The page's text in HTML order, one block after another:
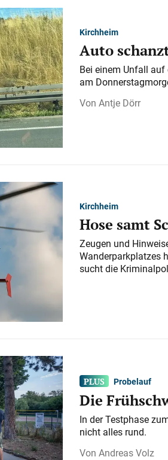
Kirchheim
Auto
Bei einem Unfall auf
am
Antje Dörr
Kirchheim
Hose samt
Zeugen und
Wanderparkplatzes
sucht die
Probelauf
Die
In der Testphase
nicht alles rund.
Andreas Volz